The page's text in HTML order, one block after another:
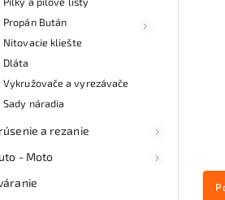
Propán Bután
Nitovacie kliešte
Dláta
Vykružovače a vyrezávače
Sady náradia
a rezanie
- Moto